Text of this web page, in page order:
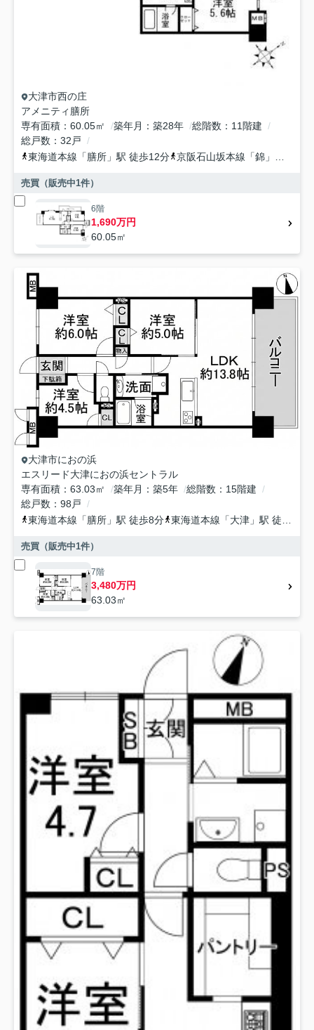
大津市西の庄
アメニティ膳所
専有面積
60.05㎡ 築年月 築28年 総階数
11階建
総戸数
32戸
東海道本線 「膳所 」駅 徒歩12分 京阪石山坂本線 「錦 」駅 徒歩10分
売買（販売中1件）
6階
1,690万円
60.05㎡
大津市におの浜
エスリード大津におの浜セントラル
専有面積
63.03㎡ 築年月 築5年 総階数
15階建
総戸数
98戸
東海道本線 「膳所 」駅 徒歩8分 東海道本線 「大津 」駅 徒歩24分
売買（販売中1件）
7階
3,480万円
63.03㎡